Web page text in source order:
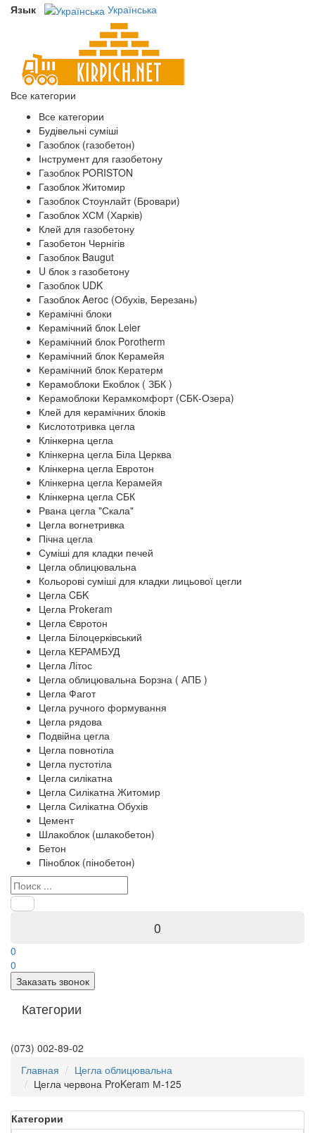
Язык Українська
Все категории
Все категории
Будівельні суміші
Газоблок (газобетон)
Інструмент для газобетону
Газоблок PORISTON
Газоблок Житомир
Газоблок Стоунлайт (Бровари)
Газоблок ХСМ (Харків)
Клей для газобетону
Газобетон Чернігів
Газоблок Baugut
U блок з газобетону
Газоблок UDK
Газоблок Aeroc (Обухів, Березань)
Керамічні блоки
Керамічний блок Leier
Керамічний блок Porotherm
Керамічний блок Керамейя
Керамічний блок Кератерм
Керамоблоки Екоблок ( ЗБК )
Керамоблоки Керамкомфорт (СБК-Озера)
Клей для керамічних блоків
Кислототривка цегла
Клінкерна цегла
Клінкерна цегла Біла Церква
Клінкерна цегла Евротон
Клінкерна цегла Керамейя
Клінкерна цегла СБК
Рвана цегла "Скала"
Цегла вогнетривка
Пічна цегла
Суміші для кладки печей
Цегла облицювальна
Кольорові суміші для кладки лицьової цегли
Цегла CБK
Цегла Prokeram
Цегла Євротон
Цегла Білоцерківський
Цегла КЕРАМБУД
Цегла Літос
Цегла облицювальна Борзна ( АПБ )
Цегла Фагот
Цегла ручного формування
Цегла рядова
Подвійна цегла
Цегла повнотіла
Цегла пустотіла
Цегла силікатна
Цегла Силікатна Житомир
Цегла Силікатна Обухів
Цемент
Шлакоблок (шлакобетон)
Бетон
Піноблок (пінобетон)
0
0
0
Заказать звонок
Категории
(073) 002-89-02
Главная
Цегла облицювальна
Цегла червона ProKeram М-125
Категории